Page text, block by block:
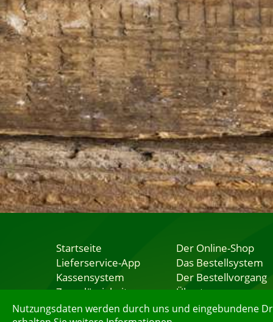
Nutzungsdaten werden durch uns und eingebundene
Startseite
Lieferservice-App
Kassensystem
Zuverlässigkeit
Sicherheit
Der Online-Shop
Das Bestellsystem
Der Bestellvorgang
Übertragung
Testshop